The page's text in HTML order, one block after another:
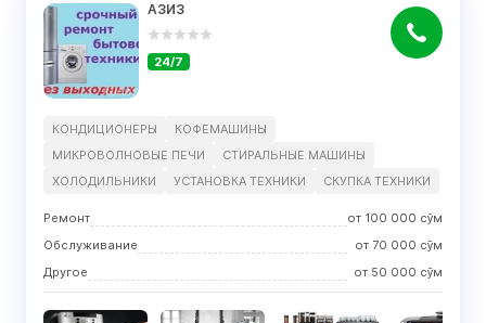
АЗИЗ
24/7
КОНДИЦИОНЕРЫ
КОФЕМАШИНЫ
МИКРОВОЛНОВЫЕ ПЕЧИ
СТИРАЛЬНЫЕ МАШИНЫ
ХОЛОДИЛЬНИКИ
УСТАНОВКА ТЕХНИКИ СКУПКА ТЕХНИКИ
Ремонт от 100 000 сўм
Обслуживание
от 70 000 сўм
Другое
от 50 000 сўм